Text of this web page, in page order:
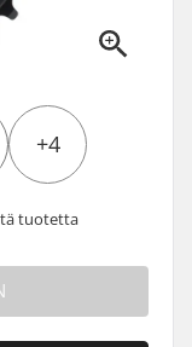
+4
tuotetta